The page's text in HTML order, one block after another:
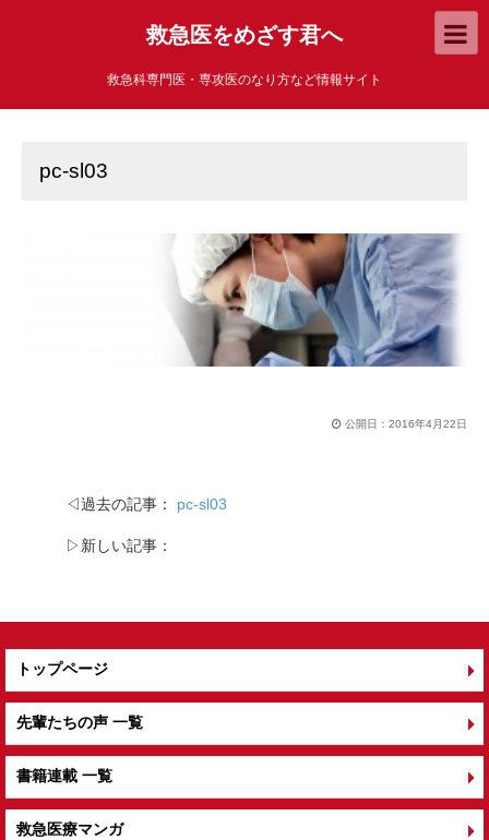
救急医をめざす君へ
救急科専門医・専攻医のなり方など情報サイト
pc-sl03
公開日： 2016年4月22日
◁過去の記事： pc-sl03
▷新しい記事：
トップページ
先輩たちの声 一覧
書籍連載 一覧
救急医療マンガ